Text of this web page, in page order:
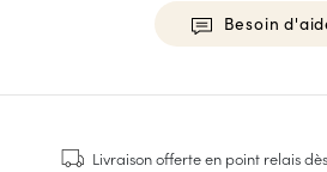
Besoin
BasketsLivraison offerteen point relais